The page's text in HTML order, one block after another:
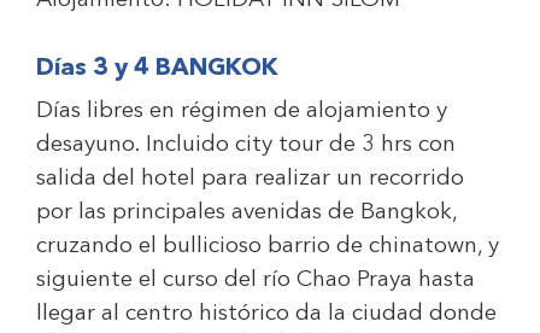
Días 3 y 4 BANGKOK
Días libres en régimen de alojamiento y
desayuno. Incluido city tour de 3 hrs con
salida del hotel para realizar un recorrido
por las principales avenidas de Bangkok,
cruzando el bullicioso barrio de chinatown, y
siguiente el curso del río Chao Praya hasta
llegar al centro histórico da la ciudad donde